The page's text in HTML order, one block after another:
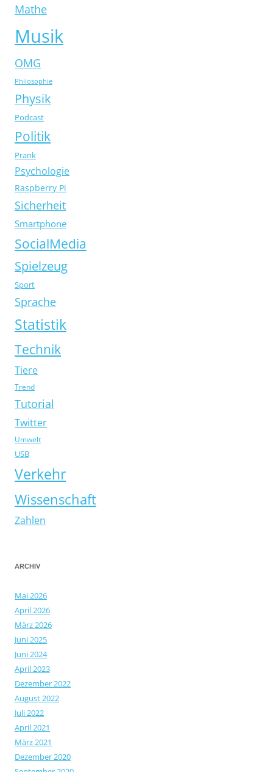
Mathe
Musik
OMG
Philosophie
Physik
Podcast
Politik
Prank
Psychologie
Raspberry Pi
Sicherheit
Smartphone
SocialMedia
Spielzeug
Sport
Sprache
Statistik
Technik
Tiere
Trend
Tutorial
Twitter
Umwelt
USB
Verkehr
Wissenschaft
Zahlen
ARCHIV
Mai 2026
April 2026
März 2026
Juni 2025
Juni 2024
April 2023
Dezember 2022
August 2022
Juli 2022
April 2021
März 2021
Dezember 2020